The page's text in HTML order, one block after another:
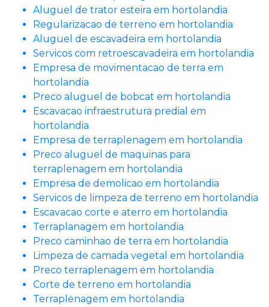
Aluguel de trator esteira em hortolandia
Regularizacao de terreno em hortolandia
Aluguel de escavadeira em hortolandia
Servicos com retroescavadeira em hortolandia
Empresa de movimentacao de terra em
hortolandia
Preco aluguel de bobcat em hortolandia
Escavacao infraestrutura predial em
hortolandia
Empresa de terraplenagem em hortolandia
Preco aluguel de maquinas para
terraplenagem em hortolandia
Empresa de demolicao em hortolandia
Servicos de limpeza de terreno em hortolandia
Escavacao corte e aterro em hortolandia
Terraplanagem em hortolandia
Preco caminhao de terra em hortolandia
Limpeza de camada vegetal em hortolandia
Preco terraplenagem em hortolandia
Corte de terreno em hortolandia
Terraplenagem em hortolandia